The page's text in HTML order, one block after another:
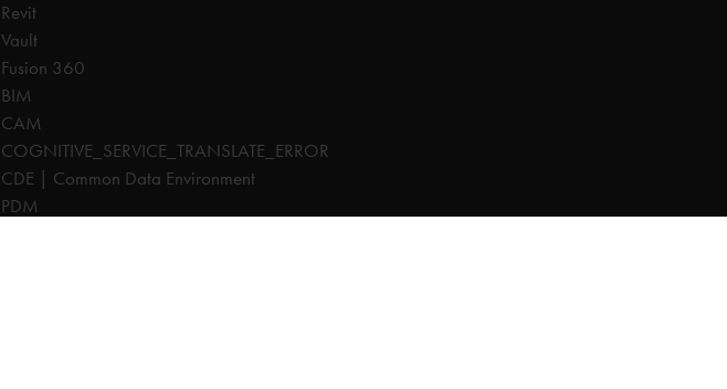
Revit
Vault
Fusion 360
BIM
CAM
COGNITIVE_SERVICE_TRANSLATE_ERROR
CDE | Common Data Environment
PDM